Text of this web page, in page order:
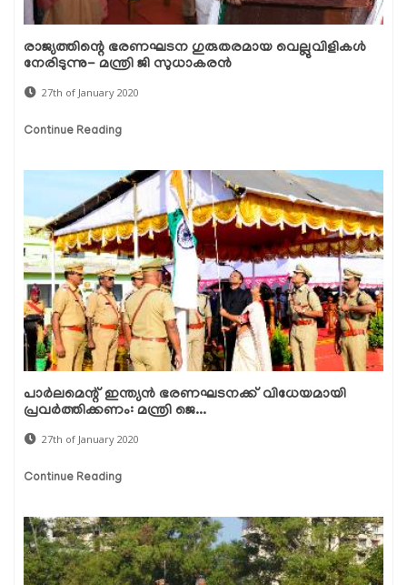
രാജ്യത്തിന്റെ ഭരണഘടന ഗുരുതരമായ വെല്ലുവിളികള്‍
നേരിടുന്നു- മന്ത്രി ജി സുധാകരന്‍
27th of January 2020
Continue Reading
പാര്‍ലമെന്റ് ഇന്ത്യന്‍ ഭരണഘടനക്ക് വിധേയമായി
പ്രവര്‍ത്തിക്കണം: മന്ത്രി ജെ...
27th of January 2020
Continue Reading